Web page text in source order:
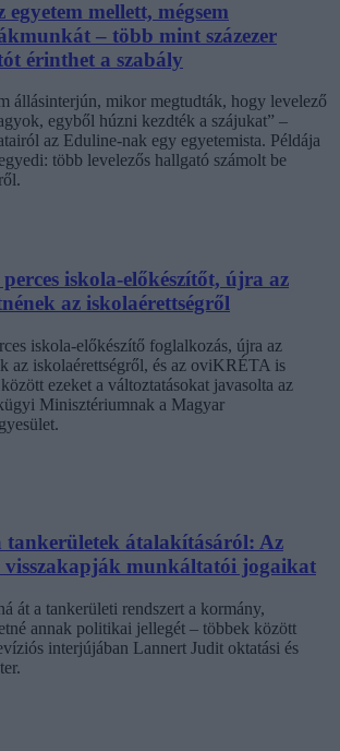
mellett, mégsem
– több mint százezer
érinthet a szabály
állásinterjún, mikor megtudták, hogy levelező
egyből húzni kezdték a szájukat” –
az Eduline-nak egy egyetemista. Példája
több levelezős hallgató számolt be
iskola-előkészítőt, újra az
az iskolaérettségről
iskola-előkészítő foglalkozás, újra az
az iskolaérettségről, és az oviKRÉTA is
ezeket a változtatásokat javasolta az
Minisztériumnak a Magyar
átalakításáról: Az
visszakapják munkáltatói jogaikat
át a tankerületi rendszert a kormány,
annak politikai jellegét – többek között
interjújában Lannert Judit oktatási és